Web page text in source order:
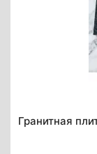
Гранитная